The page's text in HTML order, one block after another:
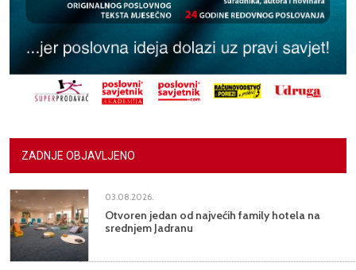
ZADNJE OBJAVLJENO
03.08.2026.
Otvoren jedan od najvećih family hotela na
srednjem Jadranu